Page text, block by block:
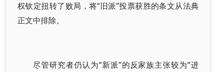
权钦定扭转了败局，将“旧派”投票获胜的条文从法典
正文中排除。
尽管研究者仍认为“新派”的反家族主张较为“进